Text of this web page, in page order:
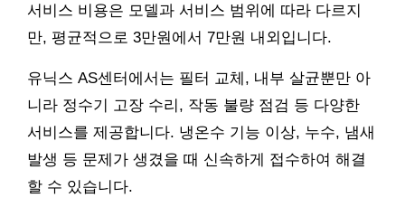
서비스 비용은 모델과 서비스 범위에 따라 다르지
만, 평균적으로 3만원에서 7만원 내외입니다.
유닉스 AS센터에서는 필터 교체, 내부 살균뿐만 아
니라 정수기 고장 수리, 작동 불량 점검 등 다양한
서비스를 제공합니다. 냉온수 기능 이상, 누수, 냄새
발생 등 문제가 생겼을 때 신속하게 접수하여 해결
할 수 있습니다.